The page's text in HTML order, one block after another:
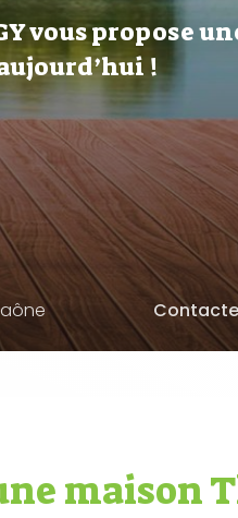
vous propose
!
maison